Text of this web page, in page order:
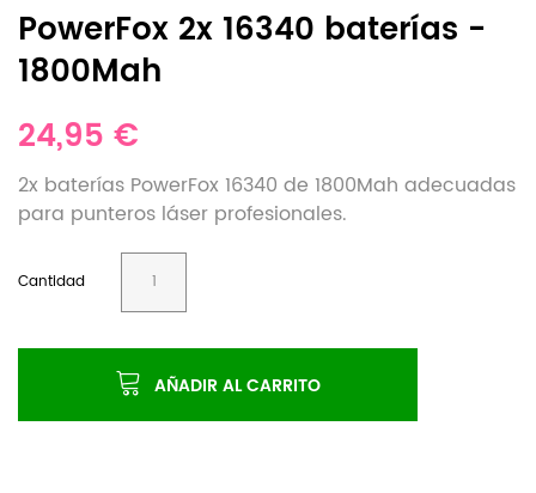
PowerFox 2x 16340 baterías -
1800Mah
24,95 €
2x baterías PowerFox 16340 de 1800Mah adecuadas
para punteros láser profesionales.
Cantidad
AÑADIR AL CARRITO